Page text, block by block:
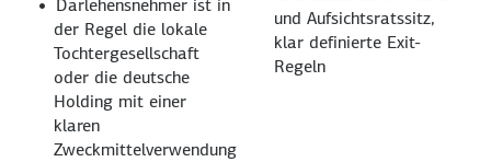
der Regel die lokale
Tochtergesellschaft
oder die deutsche
Holding mit einer
klaren
Zweckmittelverwendung
und Aufsichtsratssitz,
klar definierte Exit-
Regeln